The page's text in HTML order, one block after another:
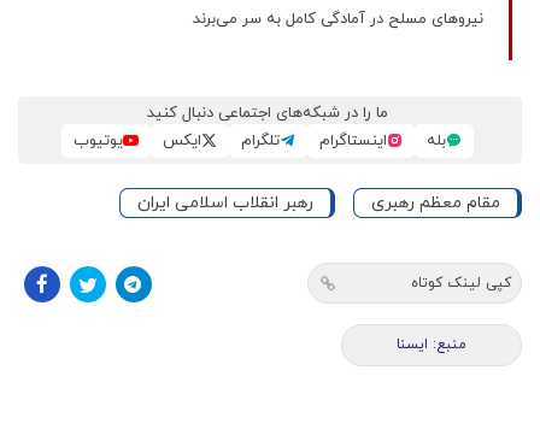
نیروهای مسلح در آمادگی کامل به سر می‌برند
ما را در شبکه‌های اجتماعی دنبال کنید
بله
اینستاگرام تلگرام ایکس یوتیوب
مقام معظم رهبری رهبر انقلاب اسلامی ایران
کپی لینک کوتاه
منبع: ایسنا